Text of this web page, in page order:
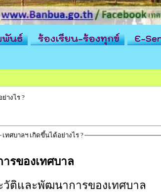
นธ์ ร้องเรียน-ร้องทุกข์ E-
างไร ?
เทศบาลฯ เกิดขึ้นได้อย่างไร ?
รของเทศบาล
วัติและพัฒนาการของเทศบาล